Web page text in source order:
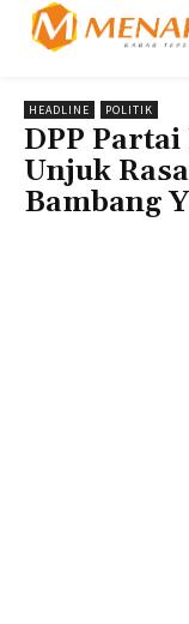
HEADLINE POLITIK
DPP
Unjuk
Bambang